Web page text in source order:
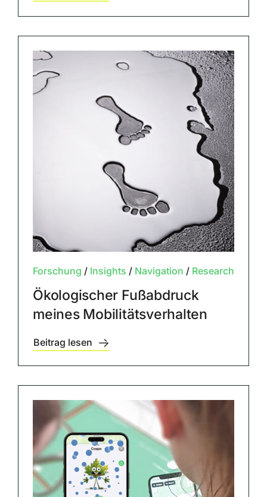
Forschung / Insights / Navigation / Research
Ökologischer Fußabdruck
meines Mobilitätsverhalten
Beitrag lesen